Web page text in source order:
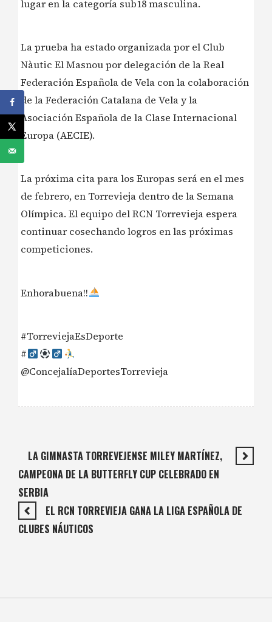
lugar en la categoría sub18 masculina.
La prueba ha estado organizada por el Club
Nàutic El Masnou por delegación de la Real
Federación Española de Vela con la colaboración
de la Federación Catalana de Vela y la
Asociación Española de la Clase Internacional
Europa (AECIE).
La próxima cita para los Europas será en el mes
de febrero, en Torrevieja dentro de la Semana
Olímpica. El equipo del RCN Torrevieja espera
continuar cosechando logros en las próximas
competiciones.
Enhorabuena!!
#TorreviejaEsDeporte
#‍
@ConcejalíaDeportesTorrevieja
LA GIMNASTA TORREVEJENSE MILEY MARTÍNEZ,
CAMPEONA DE LA BUTTERFLY CUP CELEBRADO EN
SERBIA
EL RCN TORREVIEJA GANA LA LIGA ESPAÑOLA DE
CLUBES NÁUTICOS